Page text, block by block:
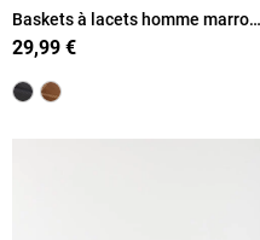
Baskets à lacets homme marron
(41-46)
29,99 €